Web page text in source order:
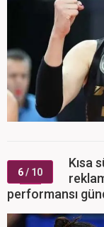
6/ 10
Kısa
performansı